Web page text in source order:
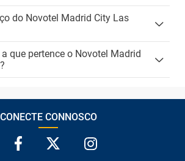
do Novotel Madrid City Las
que pertence o Novotel Madrid
CONECTE CONNOSCO